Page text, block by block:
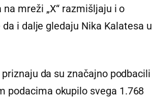
mreži „X“ razmišljaju i o
i dalje gledaju Nika Kalatesa u
da su značajno podbacili
podacima okupilo svega 1.768